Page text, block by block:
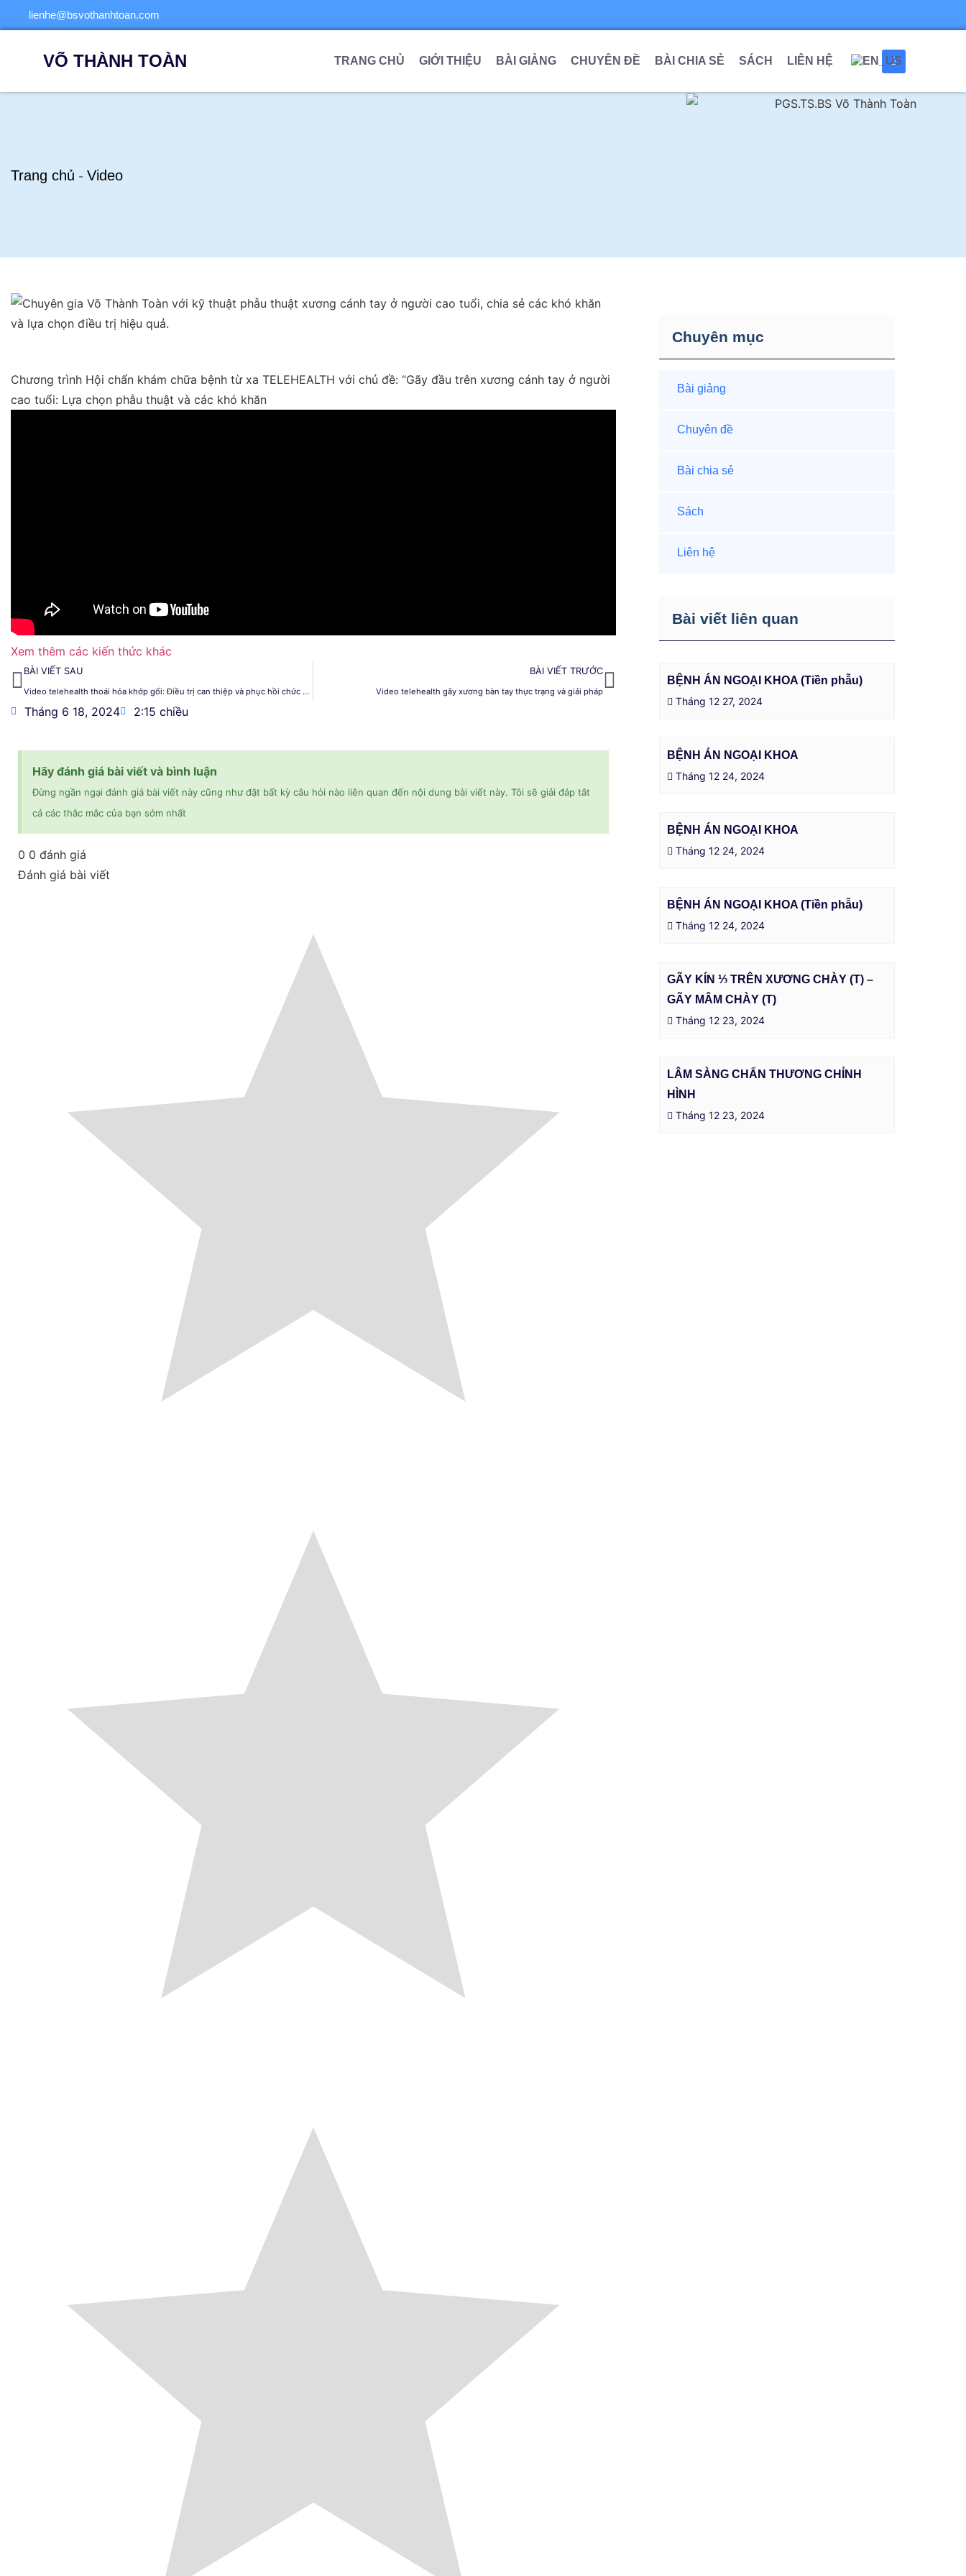
lienhe@bsvothanhtoan.com
VÕ THÀNH TOÀN TRANG CHỦ GIỚI THIỆU BÀI GIẢNG CHUYÊN ĐỀ BÀI CHIA SẺ SÁCH LIÊN HỆ
Trang chủ - Video
Chương trình Hội chẩn khám chữa bệnh từ xa TELEHEALTH với chủ đề: “Gãy đầu trên xương cánh tay ở người
cao tuổi: Lựa chọn phẫu thuật và các khó khăn
Xem thêm các kiến thức khác
BÀI VIẾT SAU
Video telehealth thoái hóa khớp gối: Điều trị can thiệp và phục hồi chức năng
BÀI VIẾT TRƯỚC
Video telehealth gãy xương bàn tay thực trạng và giải pháp
Tháng 6 18, 2024 2:15 chiều
Hãy đánh giá bài viết và bình luận
Đừng ngần ngại đánh giá bài viết này cũng như đặt bất kỳ câu hỏi nào liên quan đến nội dung bài viết này. Tôi sẽ giải đáp tât
cả các thắc mắc của bạn sớm nhất
0 0 đánh giá
Đánh giá bài viết
Chuyên mục
Bài giảng
Chuyên đề
Bài chia sẻ
Sách
Liên hệ
Bài viết liên quan
BỆNH ÁN NGOẠI KHOA (Tiền phẫu)
Tháng 12 27, 2024
BỆNH ÁN NGOẠI KHOA
Tháng 12 24, 2024
BỆNH ÁN NGOẠI KHOA
Tháng 12 24, 2024
BỆNH ÁN NGOẠI KHOA (Tiền phẫu)
Tháng 12 24, 2024
GÃY KÍN ⅓ TRÊN XƯƠNG CHÀY (T) –
GÃY MÂM CHÀY (T)
Tháng 12 23, 2024
LÂM SÀNG CHẤN THƯƠNG CHỈNH
HÌNH
Tháng 12 23, 2024